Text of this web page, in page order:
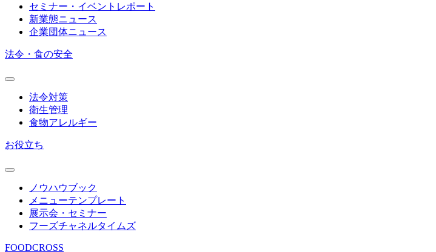
セミナー・イベントレポート
新業態ニュース
企業団体ニュース
法令・食の安全
法令対策
衛生管理
食物アレルギー
お役立ち
ノウハウブック
メニューテンプレート
展示会・セミナー
フーズチャネルタイムズ
FOODCROSS